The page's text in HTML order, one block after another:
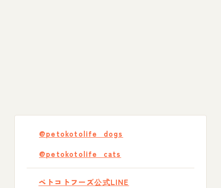
@petokotolife_dogs
@petokotolife_cats
ペトコトフーズ公式LINE